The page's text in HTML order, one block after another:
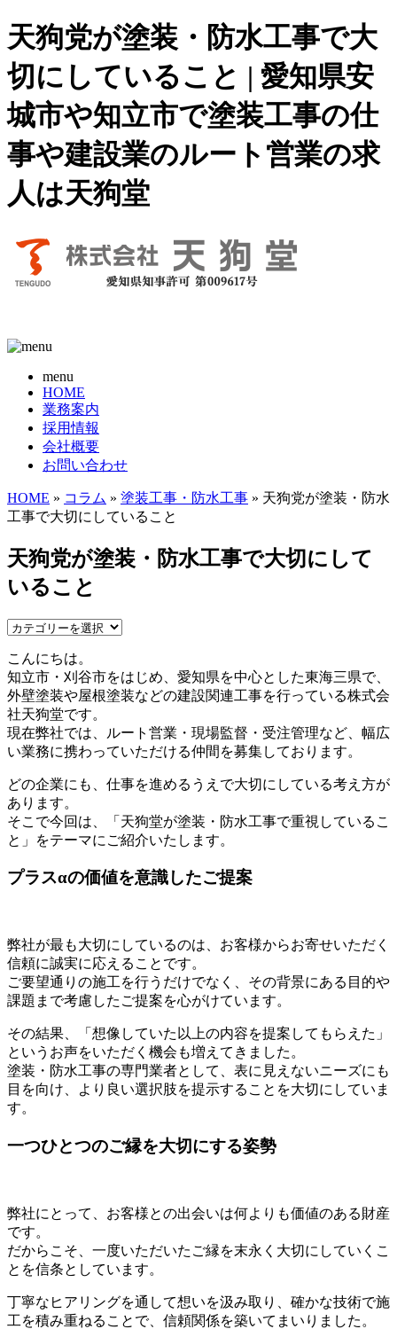
天狗党が塗装・防水工事で大
切にしていること | 愛知県安
城市や知立市で塗装工事の仕
事や建設業のルート営業の求
人は天狗堂
menu
HOME
業務案内
採用情報
会社概要
お問い合わせ
HOME » コラム » 塗装工事・防水工事 » 天狗党が塗装・防水
工事で大切にしていること
天狗党が塗装・防水工事で大切にして
いること
こんにちは。
知立市・刈谷市をはじめ、愛知県を中心とした東海三県で、
外壁塗装や屋根塗装などの建設関連工事を行っている株式会
社天狗堂です。
現在弊社では、ルート営業・現場監督・受注管理など、幅広
い業務に携わっていただける仲間を募集しております。
どの企業にも、仕事を進めるうえで大切にしている考え方が
あります。
そこで今回は、「天狗堂が塗装・防水工事で重視しているこ
と」をテーマにご紹介いたします。
プラスαの価値を意識したご提案
弊社が最も大切にしているのは、お客様からお寄せいただく
信頼に誠実に応えることです。
ご要望通りの施工を行うだけでなく、その背景にある目的や
課題まで考慮したご提案を心がけています。
その結果、「想像していた以上の内容を提案してもらえた」
というお声をいただく機会も増えてきました。
塗装・防水工事の専門業者として、表に見えないニーズにも
目を向け、より良い選択肢を提示することを大切にしていま
す。
一つひとつのご縁を大切にする姿勢
弊社にとって、お客様との出会いは何よりも価値のある財産
です。
だからこそ、一度いただいたご縁を末永く大切にしていくこ
とを信条としています。
丁寧なヒアリングを通して想いを汲み取り、確かな技術で施
工を積み重ねることで、信頼関係を築いてまいりました。